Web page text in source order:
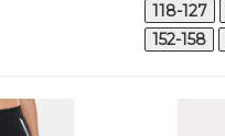
118-127
152-158